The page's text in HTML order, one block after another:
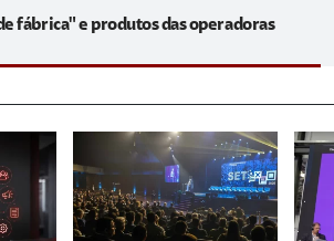
fábrica" e produtos das operadoras